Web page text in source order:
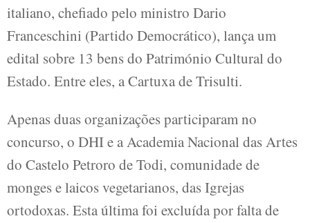
italiano, chefiado pelo ministro Dario
Franceschini (Partido Democrático), lança um
edital sobre 13 bens do Património Cultural do
Estado. Entre eles, a Cartuxa de Trisulti.
Apenas duas organizações participaram no
concurso, o DHI e a Academia Nacional das Artes
do Castelo Petroro de Todi, comunidade de
monges e laicos vegetarianos, das Igrejas
ortodoxas. Esta última foi excluída por falta de